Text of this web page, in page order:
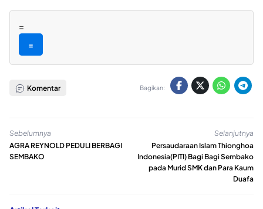
=
=
Komentar Bagikan:
Sebelumnya
AGRA REYNOLD PEDULI BERBAGI
SEMBAKO
Selanjutnya
Persaudaraan Islam Thionghoa
Indonesia(PITI) Bagi Bagi Sembako
pada Murid SMK dan Para Kaum
Duafa